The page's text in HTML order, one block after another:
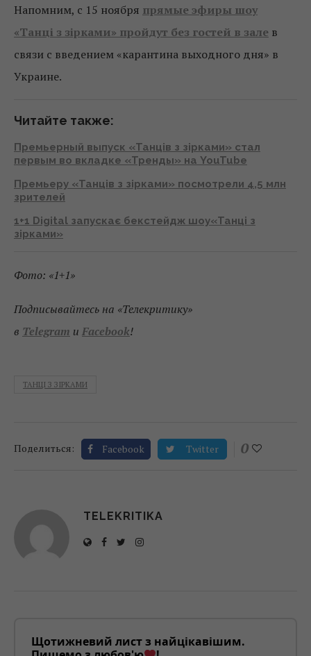
Напомним, с 15 ноября прямые эфиры шоу
«Танці з зірками» пройдут без гостей в зале в
связи с введением «карантина выходного дня» в
Украине.
Читайте также:
Премьерный выпуск «Танців з зірками» стал
первым во вкладке «Тренды» на YouTube
Премьеру «Танців з зірками» посмотрели 4,5 млн
зрителей
1+1 Digital запускає бекстейдж шоу«Танці з
зірками»
Фото: «1+1»
Подписывайтесь на «Телекритику»
в Telegram и Facebook!
ТАНЦІ З ЗІРКАМИ
Поделиться: Facebook Twitter 0
TELEKRITIKA
Щотижневий лист з найцікавішим.